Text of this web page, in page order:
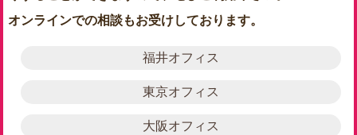
オンラインでの相談もお受けしております。
福井オフィス
東京オフィス
大阪オフィス